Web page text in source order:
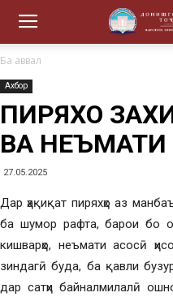
Ба аввал
Ахбор
ПИРЯХҲО
ВА НЕЪМАТИ
27.05.2025
Дар ҳақиқат пиряхҳо аз
ба шумор рафта, барои бо
кишварҳо, неъмати асосӣ
зиндагӣ буда, ба қавли
дар сатҳи байналмилалӣ